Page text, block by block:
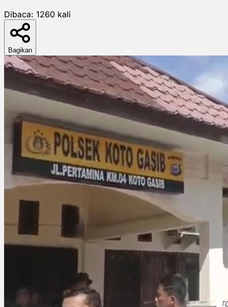
Dibaca: 1260 kali
Bagikan